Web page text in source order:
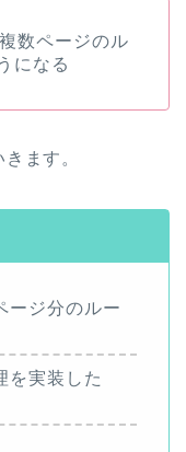
数ページのル
になる
ます。
ージ分のルー
を実装した